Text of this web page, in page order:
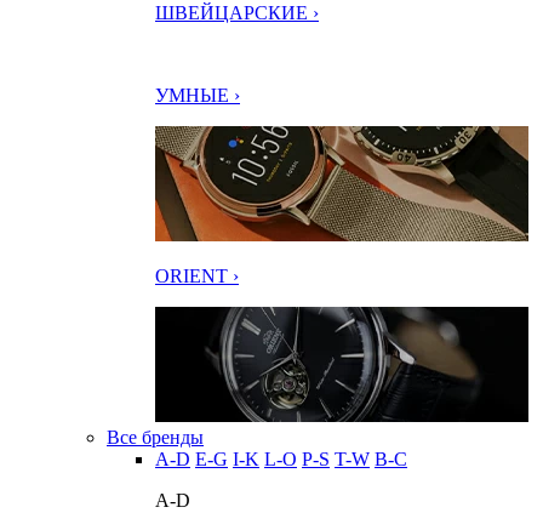
ШВЕЙЦАРСКИЕ ›
УМНЫЕ ›
ORIENT ›
Все бренды
A-D E-G I-K L-O P-S T-W В-С
A-D